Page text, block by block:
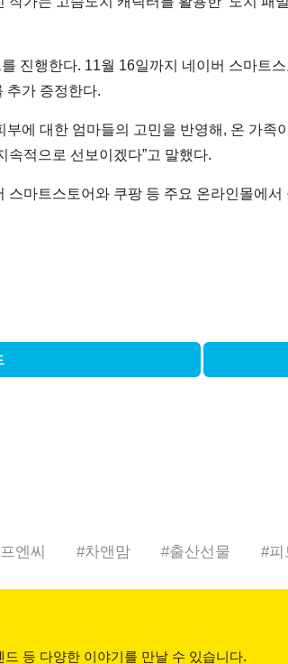
진행한다. 11월 16일까지 네이버 스마트
추가 증정한다.
에 대한 엄마들의 고민을 반영해, 온 가족
적으로 선보이겠다”고 말했다.
마트스토어와 쿠팡 등 주요 온라인몰에서
엔씨 #차앤맘 #출산선물 #피
등 다양한 이야기를 만날 수 있습니다.